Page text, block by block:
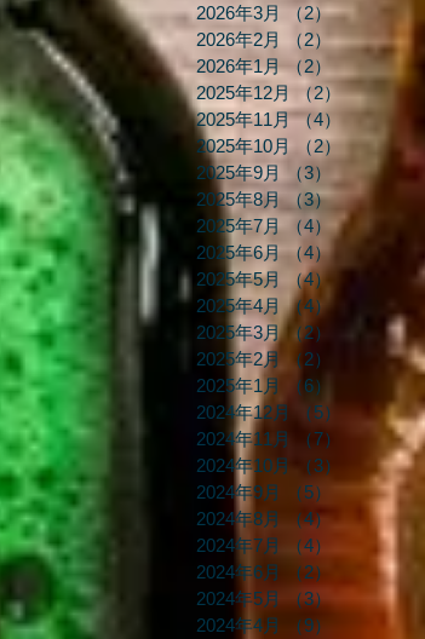
2026年3月
（2）2件の記事
2026年2月
（2）2件の記事
2026年1月 （2）2件の記事
2025年12月
（2）2件の記事
2025年11月 （4）
4件の記事
2025年10月
（2）
2件の記事
2025年9月
（3）
3件の記事
2025年8月 （3）3件の記事
2025年7月
（4）
4件の記事
2025年6月 （4）
2025年5月
（4）
2025年4月 （4）
2025年3月
（2）
2件の記事
2025年2月
（2）
2件の記事
2025年1月
（6）
6件の記事
2024年12月
（5）
5件の記事
2024年11月
（7）
7件の記事
2024年10月
（3）
3件の記事
2024年9月
（5）
5件の記事
2024年8月
（4）4件の記事
2024年7月
（4）
4件の記事
2024年6月
（2）
2件の記事
2024年5月
（3）
3件の記事
2024年4月
（9）
9件の記事